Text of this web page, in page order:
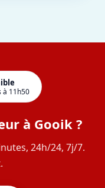
à 11h50
à Gooik ?
24h/24, 7j/7.